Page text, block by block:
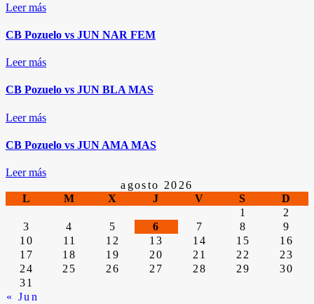
Leer más
CB Pozuelo vs JUN NAR FEM
Leer más
CB Pozuelo vs JUN BLA MAS
Leer más
CB Pozuelo vs JUN AMA MAS
Leer más
agosto 2026
L
M X J V S D
« Jun
1
2
3
4 5 6 7 8
9
10
11 12 13 14 15
16
17
18 19 20 21 22
23
24
25 26 27 28 29
30
31